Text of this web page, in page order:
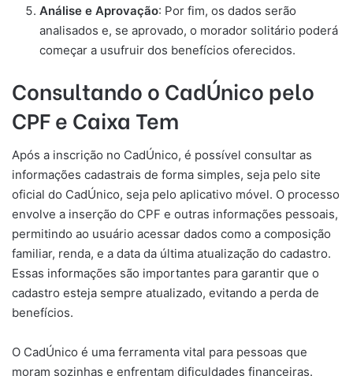
Análise e Aprovação: Por fim, os dados serão
analisados e, se aprovado, o morador solitário poderá
começar a usufruir dos benefícios oferecidos.
Consultando o CadÚnico pelo
CPF e Caixa Tem
Após a inscrição no CadÚnico, é possível consultar as
informações cadastrais de forma simples, seja pelo site
oficial do CadÚnico, seja pelo aplicativo móvel. O processo
envolve a inserção do CPF e outras informações pessoais,
permitindo ao usuário acessar dados como a composição
familiar, renda, e a data da última atualização do cadastro.
Essas informações são importantes para garantir que o
cadastro esteja sempre atualizado, evitando a perda de
benefícios.
O CadÚnico é uma ferramenta vital para pessoas que
moram sozinhas e enfrentam dificuldades financeiras.